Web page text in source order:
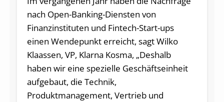
nach Open-Banking-Diensten von
Finanzinstituten und Fintech-Start-ups
einen Wendepunkt erreicht, sagt Wilko
Klaassen, VP, Klarna Kosma, „Deshalb
haben wir eine spezielle Geschäftseinheit
aufgebaut, die Technik,
Produktmanagement, Vertrieb und